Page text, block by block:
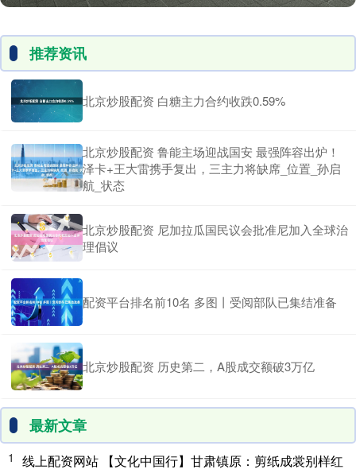
推荐资讯
北京炒股配资 白糖主力合约收跌0.59%
北京炒股配资 鲁能主场迎战国安 最强阵容出炉！
泽卡+王大雷携手复出，三主力将缺席_位置_孙启
航_状态
北京炒股配资 尼加拉瓜国民议会批准尼加入全球治
理倡议
配资平台排名前10名 多图丨受阅部队已集结准备
北京炒股配资 历史第二，A股成交额破3万亿
最新文章
1 线上配资网站 【文化中国行】甘肃镇原：剪纸成裳别样红